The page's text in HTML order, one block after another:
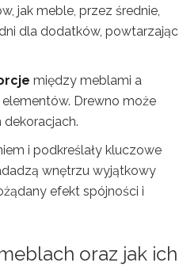
jak meble, przez średnie,
dla dodatków, powtarzając
między meblami a
Drewno może
i podkreślały kluczowe
wnętrzu wyjątkowy
efekt spójności i
oraz jak ich